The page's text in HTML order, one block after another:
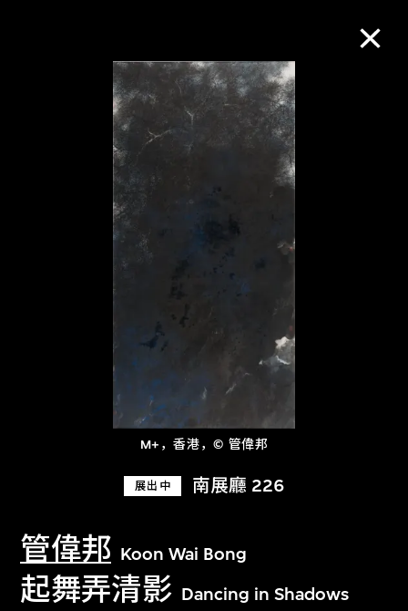
M+，香港，© 管偉邦
展出中 南展廳 226
管偉邦 Koon Wai Bong
起舞弄清影 Dancing in Shadows
M+藏品
进一步筛选
关于M+藏品
探索世界顶级的二十及二十一世纪视觉
文化藏品。